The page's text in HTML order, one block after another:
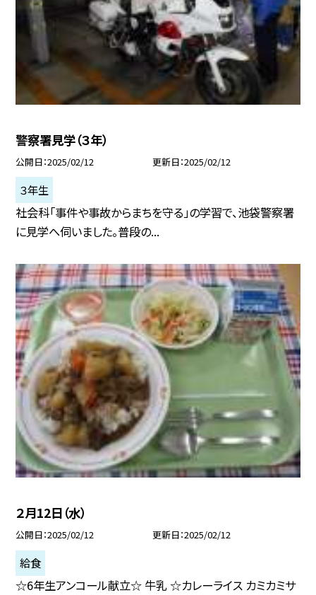
警察署見学（３年）
公開日 2025/02/12 更新日 2025/02/12
３年生
社会科「事件や事故からまちを守る」の学習で、池袋警察署
に見学へ伺いました。普段の...
２月12日（水）
公開日 2025/02/12 更新日 2025/02/12
給食
☆6年生アンコール献立☆ 牛乳 ☆カレーライス カミカミサ